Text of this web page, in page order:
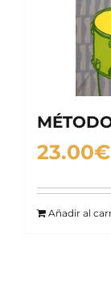
23.00€
Añadir al